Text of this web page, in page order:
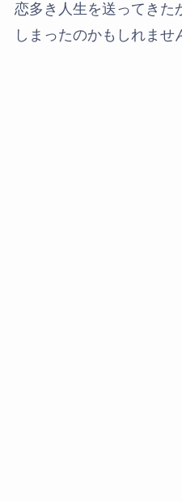
恋多き人生を送ってきた
しまったのかもしれませ